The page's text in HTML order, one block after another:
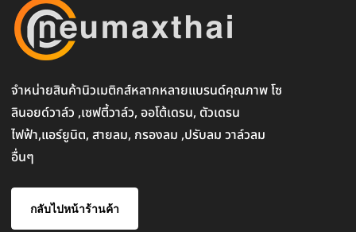
จำหน่ายสินค้านิวเมติกส์หลากหลายแบรนด์คุณภาพ โซ
ลินอยด์วาล์ว ,เซฟตี้วาล์ว, ออโต้เดรน, ตัวเดรน
ไฟฟ้า,แอร์ยูนิต, สายลม, กรองลม ,ปรับลม วาล์วลม
อื่นๆ
กลับไปหน้าร้านค้า